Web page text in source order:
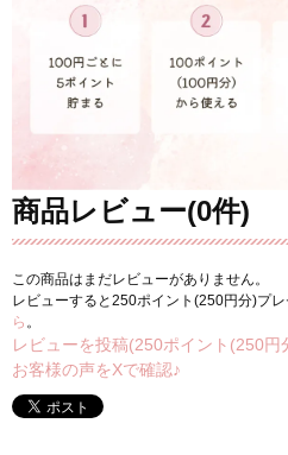
商品レビュー(0件)
この商品はまだレビューがありません。
レビューすると250ポイント(250円分)プ
ら 。
レビューを投稿(250ポイント(250円
お客様の声をXで確認♪